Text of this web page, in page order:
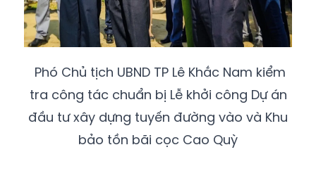
Phó Chủ tịch UBND TP Lê Khắc Nam kiểm
tra công tác chuẩn bị Lễ khởi công Dự án
đầu tư xây dựng tuyến đường vào và Khu
bảo tồn bãi cọc Cao Quỳ